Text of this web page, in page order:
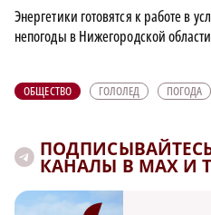
Энергетики готовятся к работе в
непогоды в Нижегородской области
ОБЩЕСТВО ГОЛОЛЕД ПОГОДА
КАНАЛЫ В MAX И